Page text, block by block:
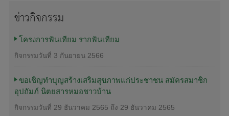
ข่าวกิจกรรม
โครงการฟันเทียม รากฟันเทียม
กิจกรรมวันที่ 3 กันยายน 2566
ขอเชิญทำบุญสร้างเสริมสุขภาพแก่ประชาชน สมัครสมาชิก
อุปถัมภ์ นิตยสารหมอชาวบ้าน
กิจกรรมวันที่ 29 ธันวาคม 2565 ถึง 29 ธันวาคม 2565